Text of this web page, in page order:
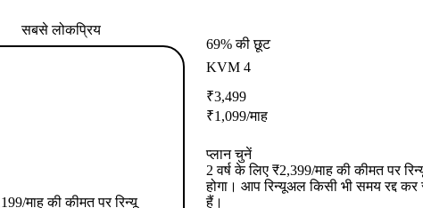
सबसे लोकप्रिय
माह की कीमत पर रिन्यू
69% की छूट
KVM 4
₹3,499
₹1,099/माह
प्लान चुनें
2 वर्ष के लिए ₹2,399/माह की कीमत पर
होगा। आप रिन्यूअल किसी भी समय रद्द
हैं।